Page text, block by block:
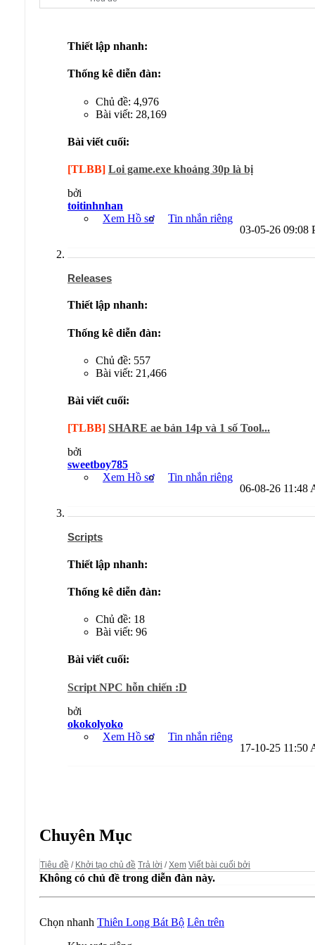
Thiết lập nhanh:
Thống kê diễn đàn:
Chủ đề: 4,976
Bài viết: 28,169
Bài viết cuối:
[TLBB] Loi game.exe khoảng 30p là bị
bởi
toitinhnhan
Xem Hồ sơ
Tin nhắn riêng
03-05-26 09:08
Releases
Thiết lập nhanh:
Thống kê diễn đàn:
Chủ đề: 557
Bài viết: 21,466
Bài viết cuối:
[TLBB] SHARE ae bản 14p và 1 số Tool...
bởi
sweetboy785
Xem Hồ sơ
Tin nhắn riêng
06-08-26 11:48
Scripts
Thiết lập nhanh:
Thống kê diễn đàn:
Chủ đề: 18
Bài viết: 96
Bài viết cuối:
Script NPC hỗn chiến :D
bởi
okokolyoko
Xem Hồ sơ
Tin nhắn riêng
17-10-25 11:50
Chuyên Mục
Tiêu đề / Khởi tạo chủ đề Trả lời /Xem Viết bài cuối bởi
Không có chủ đề trong diễn đàn này.
Chọn nhanh Thiên Long Bát Bộ Lên trên